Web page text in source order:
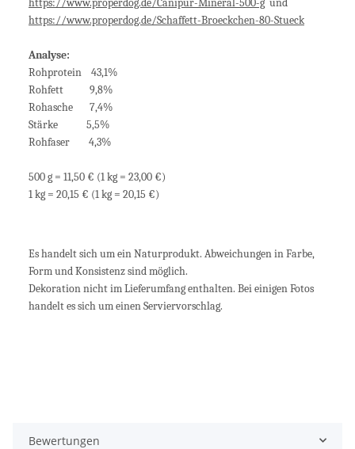
https://www.properdog.de/Schaffett-Broeckchen-80-Stueck
Analyse:
Rohprotein 43,1%
Rohfett 9,8%
Rohasche 7,4%
Stärke 5,5%
Rohfaser 4,3%
500 g = 11,50 € (1 kg = 23,00 €)
1 kg = 20,15 € (1 kg = 20,15 €)
Es handelt sich um ein Naturprodukt. Abweichungen in Farbe,
Form und Konsistenz sind möglich.
Dekoration nicht im Lieferumfang enthalten. Bei einigen Fotos
handelt es sich um einen Serviervorschlag.
Bewertungen